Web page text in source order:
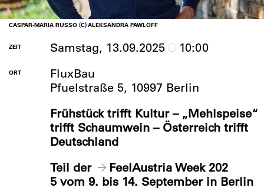
CASPAR-MARIA RUSSO (C) ALEKSANDRA PAWLOFF
ZEIT Samstag, 13.09.2025 10:00
ORT
FluxBau
Pfuelstraße 5, 10997 Berlin
Frühstück trifft Kultur – „Mehlspeise“
trifft Schaumwein – Österreich trifft
Deutschland
Teil der
FeelAustria Week 202
5 vom 9. bis 14. September in Berlin